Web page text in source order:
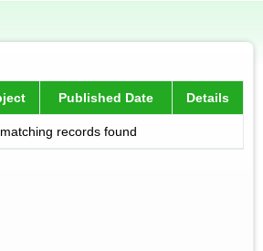
Published Date Details
records found